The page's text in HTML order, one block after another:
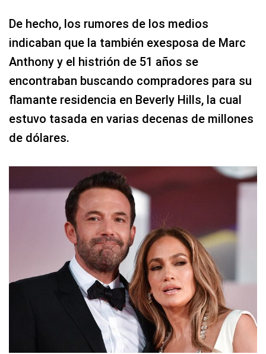
De hecho, los rumores de los medios
indicaban que la también exesposa de Marc
Anthony y el histrión de 51 años se
encontraban buscando compradores para su
flamante residencia en Beverly Hills, la cual
estuvo tasada en varias decenas de millones
de dólares.